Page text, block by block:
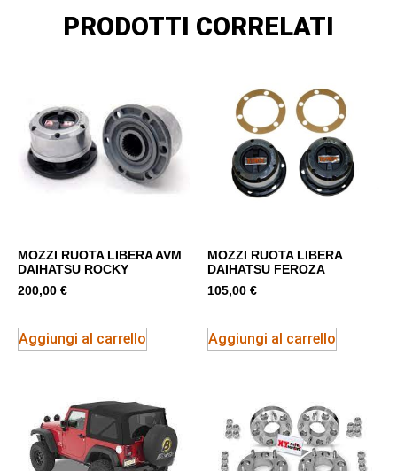
PRODOTTI CORRELATI
MOZZI RUOTA LIBERA AVM
DAIHATSU ROCKY
200,00 €
Aggiungi al carrello
MOZZI RUOTA LIBERA
DAIHATSU FEROZA
105,00 €
Aggiungi al carrello